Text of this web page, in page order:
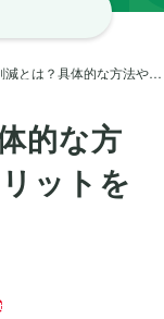
人件費削減とは？具体的な方法やメリット・デメリットを紹介
的な方
ットを